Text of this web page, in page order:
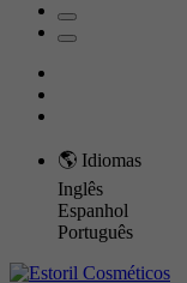
🌎 Idiomas
Inglês
Espanhol
Português